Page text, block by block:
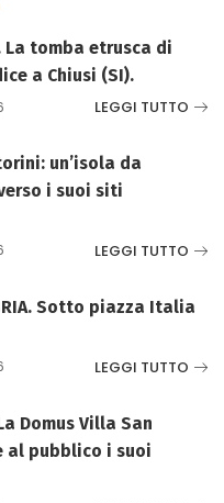
La tomba etrusca di
a Chiusi (SI).
LEGGI TUTTO
un’isola da
i suoi siti
LEGGI TUTTO
Sotto piazza Italia
LEGGI TUTTO
La Domus Villa San
al pubblico i suoi